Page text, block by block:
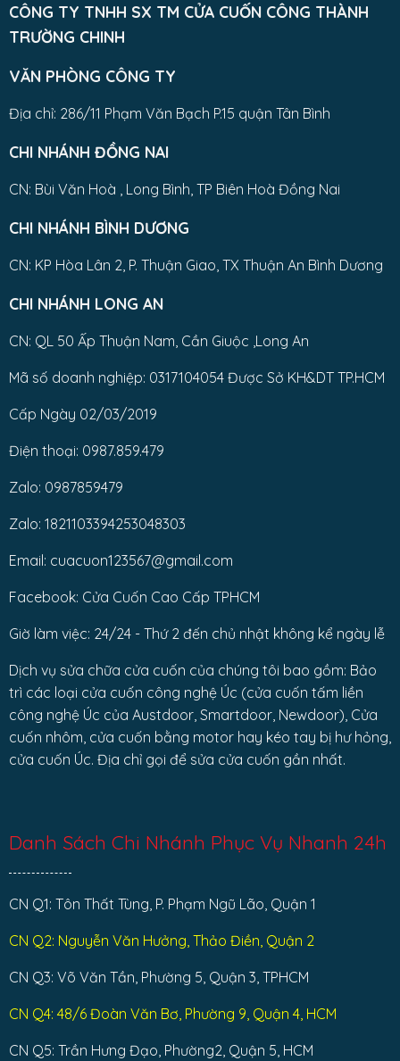
CÔNG TY TNHH SX TM CỬA CUỐN CÔNG THÀNH
TRƯỜNG CHINH
VĂN PHÒNG CÔNG TY
Địa chỉ: 286/11 Phạm Văn Bạch P.15 quận Tân Bình
CHI NHÁNH ĐỒNG NAI
CN: Bùi Văn Hoà , Long Bình, TP Biên Hoà Đồng Nai
CHI NHÁNH BÌNH DƯƠNG
CN: KP Hòa Lân 2, P. Thuận Giao, TX Thuận An Bình Dương
CHI NHÁNH LONG AN
CN: QL 50 Ấp Thuận Nam, Cần Giuộc ,Long An
Mã số doanh nghiệp: 0317104054 Được Sở KH&DT TP.HCM
Cấp Ngày 02/03/2019
Điện thoại: 0987.859.479
Zalo: 0987859479
Zalo: 1821103394253048303
Email: cuacuon123567@gmail.com
Facebook: Cửa Cuốn Cao Cấp TPHCM
Giờ làm việc: 24/24 - Thứ 2 đến chủ nhật không kể ngày lễ
Dịch vụ sửa chữa cửa cuốn của chúng tôi bao gồm: Bảo
trì các loại cửa cuốn công nghệ Úc (cửa cuốn tấm liền
công nghệ Úc của Austdoor, Smartdoor, Newdoor), Cửa
cuốn nhôm, cửa cuốn bằng motor hay kéo tay bị hư hỏng,
cửa cuốn Úc. Địa chỉ gọi để sửa cửa cuốn gần nhất.
Danh Sách Chi Nhánh Phục Vụ Nhanh 24h
CN Q1: Tôn Thất Tùng, P. Phạm Ngũ Lão, Quận 1
CN Q2: Nguyễn Văn Hưởng, Thảo Điền, Quận 2
CN Q3: Võ Văn Tần, Phường 5, Quận 3, TPHCM
CN Q4: 48/6 Đoàn Văn Bơ, Phường 9, Quận 4, HCM
CN Q5: Trần Hưng Đạo, Phường2, Quận 5, HCM